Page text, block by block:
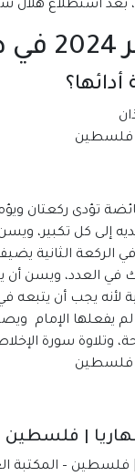
تؤدى ركعتان
يديه إلى كل
في الركعة
في العدد، ويسن أن
لأنه يجب أن يتبعه
لم يفعلها
وتلاوة سورة